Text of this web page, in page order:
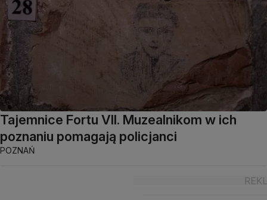
Tajemnice Fortu VII. Muzealnikom w ich
poznaniu pomagają policjanci
POZNAŃ